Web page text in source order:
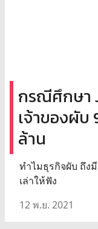
กรณีศึกษา
เจ้าของผับ
ล้าน
ทำไมธุรกิจผับ ถึง
เล่าให้ฟัง
12 พ.ย. 2021